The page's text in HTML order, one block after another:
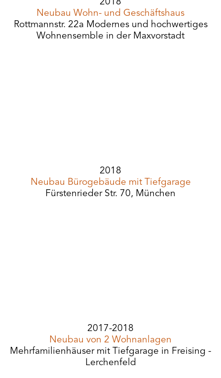
2018
Neubau Wohn- und Geschäftshaus
Rottmannstr. 22a Modernes und hochwertiges
Wohnensemble in der Maxvorstadt
2018
Neubau Bürogebäude mit Tiefgarage
Fürstenrieder Str. 70, München
2017-2018
Neubau von 2 Wohnanlagen
Mehrfamilienhäuser mit Tiefgarage in Freising -
Lerchenfeld